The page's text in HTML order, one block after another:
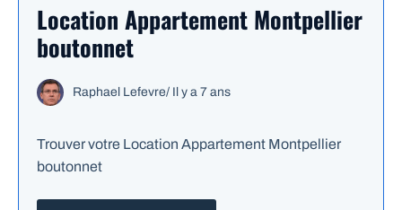
Location Appartement Montpellier
boutonnet
Raphael Lefevre/ Il y a 7 ans
Trouver votre Location Appartement Montpellier
boutonnet